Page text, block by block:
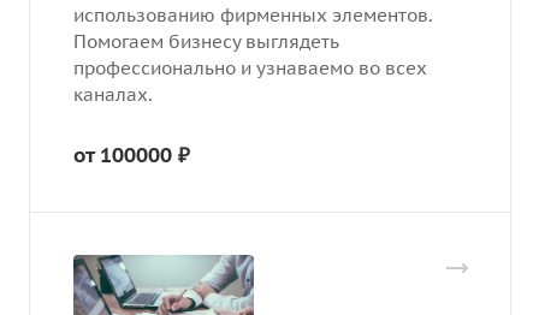
использованию фирменных элементов.
Помогаем бизнесу выглядеть
профессионально и узнаваемо во всех
каналах.
от 100000 ₽